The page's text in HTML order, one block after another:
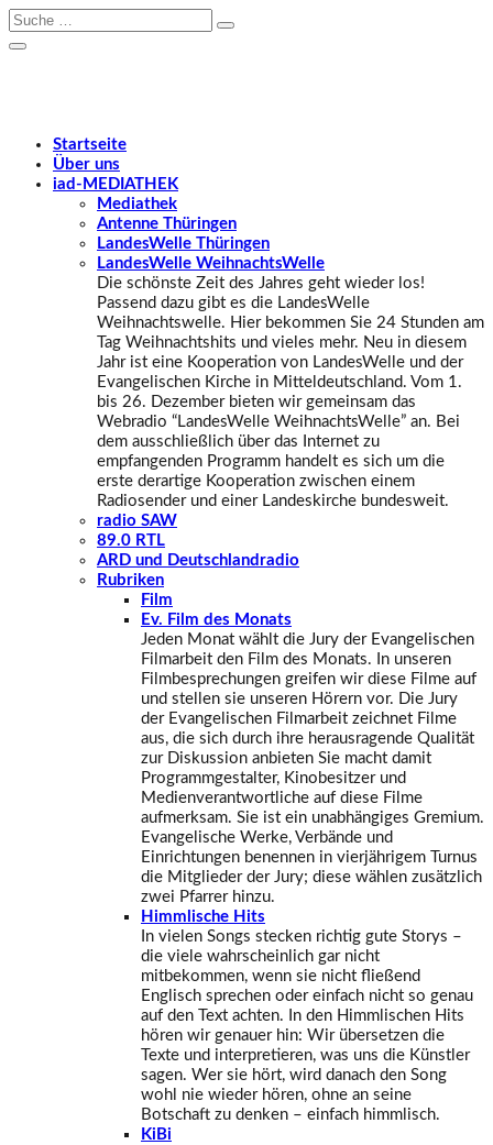
Startseite
Über uns
iad -MEDIATHEK
Mediathek
Antenne Thüringen
LandesWelle Thüringen
LandesWelle WeihnachtsWelle
Die schönste Zeit des Jahres geht wieder los!
Passend dazu gibt es die LandesWelle
Weihnachtswelle. Hier bekommen Sie 24 Stunden am
Tag Weihnachtshits und vieles mehr. Neu in diesem
Jahr ist eine Kooperation von LandesWelle und der
Evangelischen Kirche in Mitteldeutschland. Vom 1.
bis 26. Dezember bieten wir gemeinsam das
Webradio “LandesWelle WeihnachtsWelle” an. Bei
dem ausschließlich über das Internet zu
empfangenden Programm handelt es sich um die
erste derartige Kooperation zwischen einem
Radiosender und einer Landeskirche bundesweit.
radio SAW
89.0 RTL
ARD und Deutschlandradio
Rubriken
Film
Ev. Film des Monats
Jeden Monat wählt die Jury der Evangelischen
Filmarbeit den Film des Monats. In unseren
Filmbesprechungen greifen wir diese Filme auf
und stellen sie unseren Hörern vor. Die Jury
der Evangelischen Filmarbeit zeichnet Filme
aus, die sich durch ihre herausragende Qualität
zur Diskussion anbieten Sie macht damit
Programmgestalter, Kinobesitzer und
Medienverantwortliche auf diese Filme
aufmerksam. Sie ist ein unabhängiges Gremium.
Evangelische Werke, Verbände und
Einrichtungen benennen in vierjährigem Turnus
die Mitglieder der Jury; diese wählen zusätzlich
zwei Pfarrer hinzu.
Himmlische Hits
In vielen Songs stecken richtig gute Storys –
die viele wahrscheinlich gar nicht
mitbekommen, wenn sie nicht fließend
Englisch sprechen oder einfach nicht so genau
auf den Text achten. In den Himmlischen Hits
hören wir genauer hin: Wir übersetzen die
Texte und interpretieren, was uns die Künstler
sagen. Wer sie hört, wird danach den Song
wohl nie wieder hören, ohne an seine
Botschaft zu denken – einfach himmlisch.
KiBi